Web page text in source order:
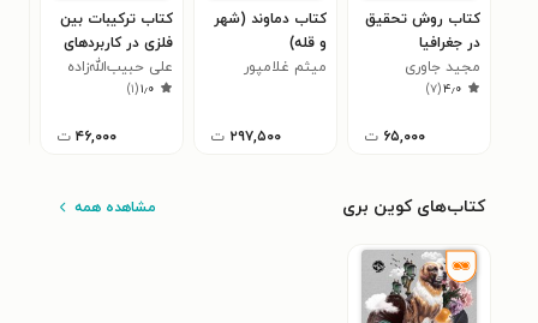
کتاب روش تحقیق
در جغرافیا
مجید جاوری
۴٫۰(۷)
۶۵,۰۰۰ ت
کتاب دماوند (شهر
و قله)
میثم غلامپور
۲۹۷,۵۰۰ ت
کتاب ترکیبات بین
فلزی در کاربردهای
ساختاری
علی حبیب‌الله‌زاده
۱٫۰(۱)
۴۶,۰۰۰ ت
کتاب‌های کوین بری مشاهده همه